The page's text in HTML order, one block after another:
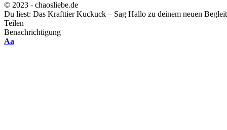
© 2023 - chaosliebe.de
Du liest: Das Krafttier Kuckuck – Sag Hallo zu deinem neuen
Teilen
Benachrichtigung
Font
Aa